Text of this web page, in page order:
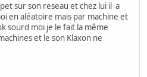
sur son reseau et chez lui il a
en aléatoire mais par machine et
sourd moi je le fait la même
et le son Klaxon ne